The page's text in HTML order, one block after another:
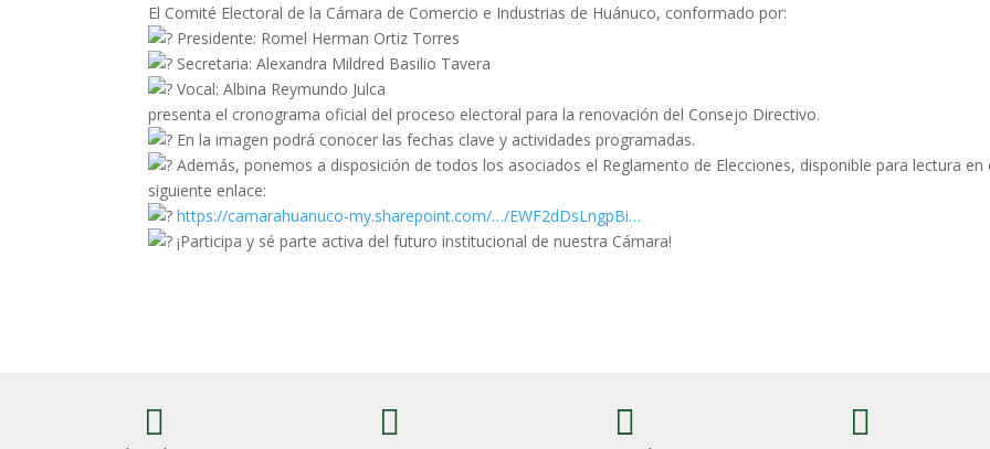
El Comité Electoral de la Cámara de Comercio e Industrias de Huánuco, conformado por:
Presidente: Romel Herman Ortiz Torres
Secretaria: Alexandra Mildred Basilio Tavera
Vocal: Albina Reymundo Julca
presenta el cronograma oficial del proceso electoral para la renovación del Consejo Directivo.
En la imagen podrá conocer las fechas clave y actividades programadas.
Además, ponemos a disposición de todos los asociados el Reglamento de Elecciones, disponible para lectura en
siguiente enlace:
https://camarahuanuco-my.sharepoint.com/…/EWF2dDsLngpBi…
¡Participa y sé parte activa del futuro institucional de nuestra Cámara!
   